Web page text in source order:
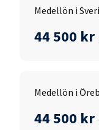
Medellön i
44 500 kr
Medellön i
44 500 kr